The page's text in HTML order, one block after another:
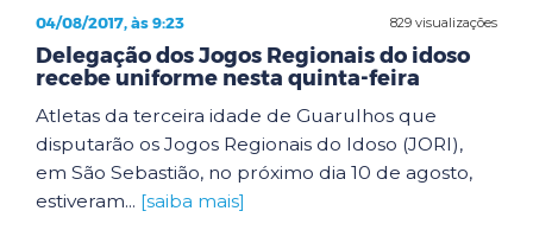
829 visualizações
04/08/2017, às 9:23
Delegação dos Jogos Regionais do idoso
recebe uniforme nesta quinta-feira
Atletas da terceira idade de Guarulhos que
disputarão os Jogos Regionais do Idoso (JORI),
em São Sebastião, no próximo dia 10 de agosto,
estiveram... [saiba mais]